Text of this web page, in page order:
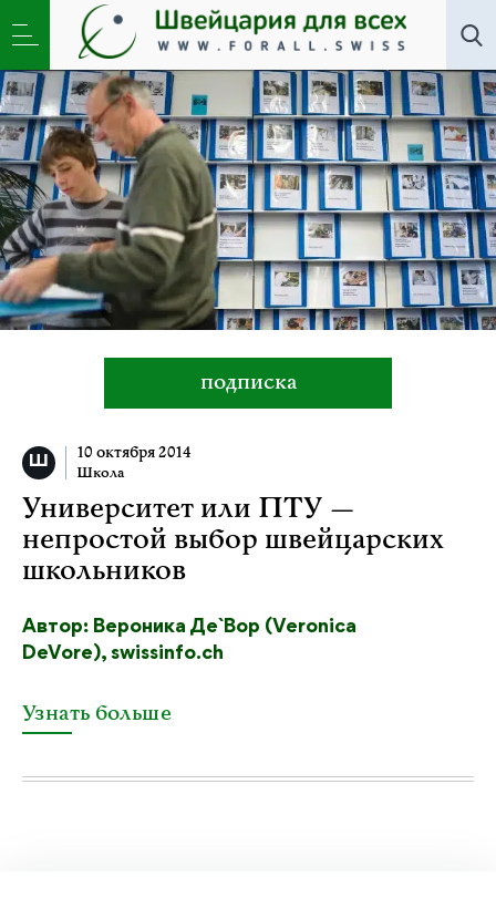
Все авторы»Вероника ДеВор
подписка
10 октября 2014
Школа
Университет или ПТУ —
непростой выбор швейцарских
школьников
Автор: Вероника Де`Вор (Veronica
DeVore), swissinfo.ch
Узнать больше